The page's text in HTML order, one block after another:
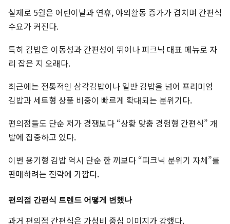
실제로 5월은 어린이날과 연휴, 야외활동 증가가 겹치며 간편식
수요가 커진다.
특히 김밥은 이동성과 간편성이 뛰어나 피크닉 대표 메뉴로 자
리 잡은 지 오래다.
최근에는 전통적인 삼각김밥이나 일반 김밥을 넘어 프리미엄
김밥과 세트형 상품 비중이 빠르게 확대되는 분위기다.
편의점들도 단순 저가 경쟁보다 “상황 맞춤 경험형 간편식” 개
발에 집중하고 있다.
이번 용기형 김밥 역시 단순 한 끼보다 “피크닉 분위기 자체”를
판매하려는 전략에 가깝다.
편의점 간편식 트렌드 어떻게 변했나
과거 편의점 간편식은 가성비 중심 이미지가 강했다.